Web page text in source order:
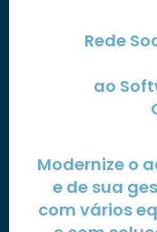
Rede
ao
Modernize o
e de sua
com vários